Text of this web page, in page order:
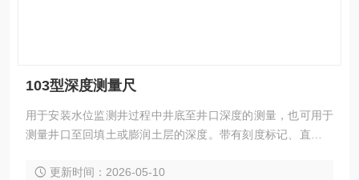
103型深度测量尺
用于安装水位监测井过程中井底至井口深度的测量，也可用于
测量井口至回填土或膨润土层的深度。带有刻度标记、直径为
下落。更新时间：2026-05-10